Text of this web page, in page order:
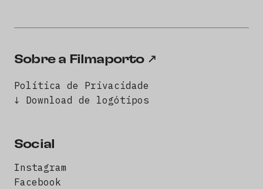
Sobre a Filmaporto
Política de Privacidade
↓ Download de logótipos
Social
Instagram
Facebook